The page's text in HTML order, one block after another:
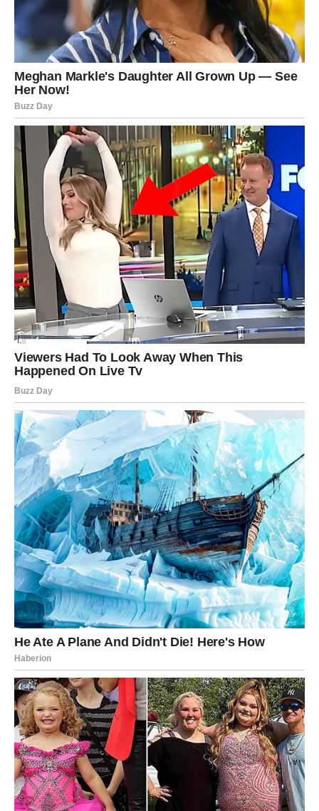
Sada dolazi vreme kada će se sve promeniti u njihovu
korist.
RIBE – NJIHOVA DUŠA
KONAČNO DOBIJA ONO ŠTO
ZASLUŽUJE!
Ribe su jedan od najemotivnijih znakova zodijaka. Kada
vole – vole iskreno. Kada pomažu – daju sve od sebe. Ali
upravo zbog toga često budu povređene.
Mnogi pripadnici ovog znaka prošli su kroz period velikih
razočaranja, posebno kada su emocije u pitanju.
Međutim, od 20. maja njihova sudbina počinje potpuno da
se menja.
Karma sada dolazi kao moćna sila koja im vraća osmeh na
lice.
Ribe očekuje period ogromne emotivne sreće. Neko će
dobiti priliku za pomirenje koje je dugo priželjkivao, dok
će drugi upoznati osobu zbog koje će zaboraviti sve
bivše ljubavi.
Biće mnogo nežnosti, pažnje i emocija koje će ih potpuno
preplaviti.
Na poslovnom planu dolazi do velikog olakšanja. Ribe
koje su bile pod stresom konačno pronalaze izlaz iz
problema i počinju da grade mnogo sigurniju budućnost.
Posebno je naglašena intuicija. Ribe će tačno osećati